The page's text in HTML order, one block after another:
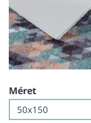
Méret
50x150